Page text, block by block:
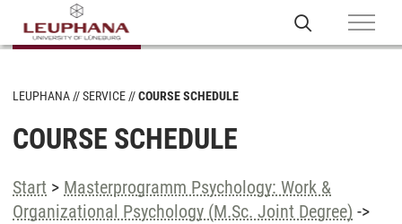
LEUPHANA SERVICE COURSE SCHEDULE
COURSE SCHEDULE
Start > Masterprogramm Psychology: Work &
Organizational Psychology (M.Sc. Joint Degree) ->